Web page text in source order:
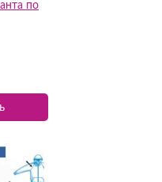
по